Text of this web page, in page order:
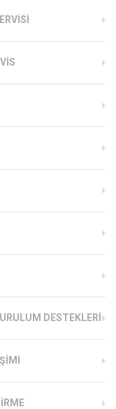
DESTEKLERI